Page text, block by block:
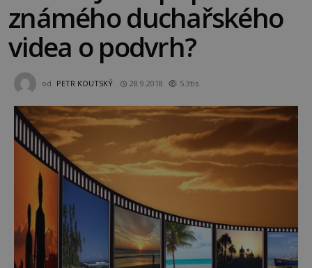
známého duchařského
videa o podvrh?
od PETR KOUTSKÝ 28.9.2018 5.3tis